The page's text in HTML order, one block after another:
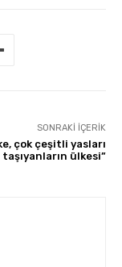
SONRAKI İÇERIK
çok çeşitli yasları
taşıyanların ülkesi”